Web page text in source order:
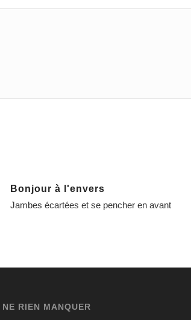
Bonjour à l'envers
Jambes écartées et se pencher en avant
RIEN MANQUER